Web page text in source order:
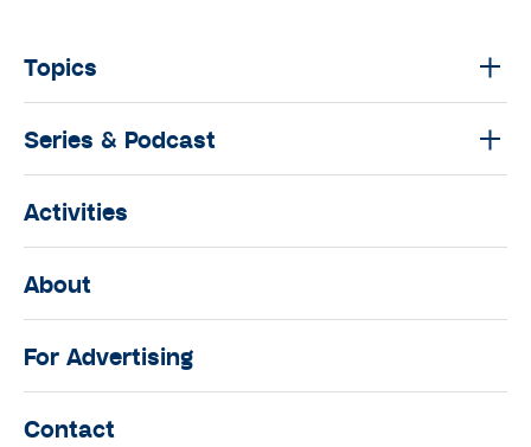
มนุษย์ต่างวัย Talk กับ ประสาน อิง
มนุษย์ต่างวัย Talk กับ ประสาน อิง
คนันท์ EP.6 : คุยกับ “ซุป” วิวัฒน์ วงศ์
ภัทรฐิติ ผู้ที่เชื่อมาตลอดว่า เด็กคือ
ทรัพยากรที่มีค่าที่สุดในประเทศ
Topics
Series & Podcast
Activities
About
For Advertising
Contact